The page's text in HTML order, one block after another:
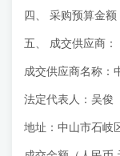
四、 采购预算金额
五、 成交供应商：
成交供应商名
法定代表人：吴俊
地址：中山市石岐